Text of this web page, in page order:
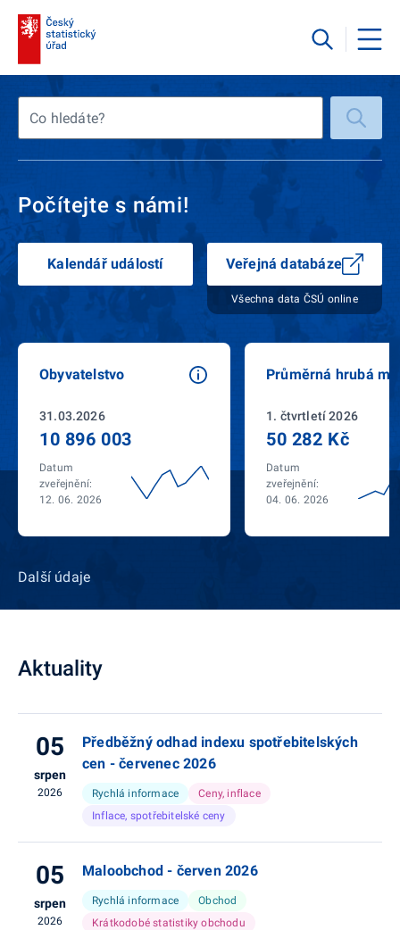
Počítejte s námi!
Kalendář událostí Veřejná databáze
Všechna data ČSÚ online
Obyvatelstvo
31.03.2026
10 896 003
Datum
zveřejnění:
12. 06. 2026
Průměrná hrubá
1. čtvrtletí 2026
50 282 Kč
Datum
zveřejnění:
04. 06. 2026
Další údaje
Aktuality
05
srpen
2026
Předběžný odhad indexu spotřebitelských
cen - červenec 2026
Rychlá informace
Ceny, inflace
Inflace, spotřebitelské ceny
05
srpen
2026
Maloobchod - červen 2026
Rychlá informace
Obchod
Krátkodobé statistiky obchodu